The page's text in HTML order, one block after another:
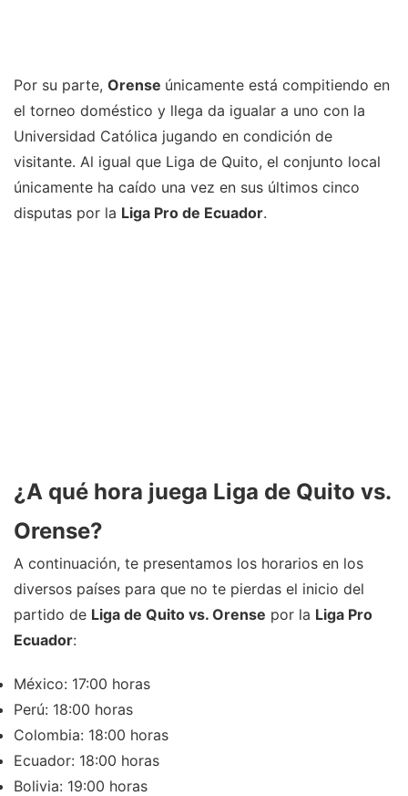
Por su parte, Orense únicamente está compitiendo en
el torneo doméstico y llega da igualar a uno con la
Universidad Católica jugando en condición de
visitante. Al igual que Liga de Quito, el conjunto local
únicamente ha caído una vez en sus últimos cinco
disputas por la Liga Pro de Ecuador.
¿A qué hora juega Liga de Quito vs.
Orense?
A continuación, te presentamos los horarios en los
diversos países para que no te pierdas el inicio del
partido de Liga de Quito vs. Orense por la Liga Pro
Ecuador:
México: 17:00 horas
Perú: 18:00 horas
Colombia: 18:00 horas
Ecuador: 18:00 horas
Bolivia: 19:00 horas